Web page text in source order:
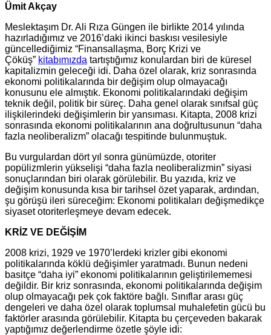
Ümit Akçay
Meslektaşım Dr. Ali Rıza Güngen ile birlikte 2014 yılında
hazırladığımız ve 2016’daki ikinci baskısı vesilesiyle
güncellediğimiz “Finansallaşma, Borç Krizi ve
Çöküş” kitabımızda tartıştığımız konulardan biri de küresel
kapitalizmin geleceği idi. Daha özel olarak, kriz sonrasında
ekonomi politikalarında bir değişim olup olmayacağı
konusunu ele almıştık. Ekonomi politikalarındaki değişim
teknik değil, politik bir süreç. Daha genel olarak sınıfsal güç
ilişkilerindeki değişimlerin bir yansıması. Kitapta, 2008 krizi
sonrasında ekonomi politikalarının ana doğrultusunun “daha
fazla neoliberalizm” olacağı tespitinde bulunmuştuk.
Bu vurgulardan dört yıl sonra günümüzde, otoriter
popülizmlerin yükselişi “daha fazla neoliberalizmin” siyasi
sonuçlarından biri olarak görülebilir. Bu yazıda, kriz ve
değişim konusunda kısa bir tarihsel özet yaparak, ardından,
şu görüşü ileri süreceğim: Ekonomi politikaları değişmedikçe
siyaset otoriterleşmeye devam edecek.
KRİZ VE DEĞİŞİM
2008 krizi, 1929 ve 1970’lerdeki krizler gibi ekonomi
politikalarında köklü değişimler yaratmadı. Bunun nedeni
basitçe “daha iyi” ekonomi politikalarının geliştirilememesi
değildir. Bir kriz sonrasında, ekonomi politikalarında değişim
olup olmayacağı pek çok faktöre bağlı. Sınıflar arası güç
dengeleri ve daha özel olarak toplumsal muhalefetin gücü bu
faktörler arasında görülebilir. Kitapta bu çerçeveden bakarak
yaptığımız değerlendirme özetle şöyle idi: